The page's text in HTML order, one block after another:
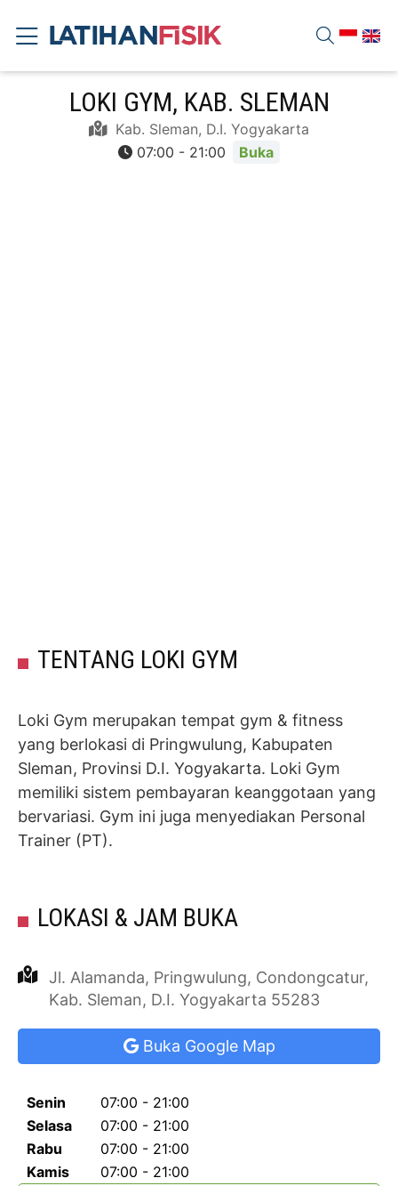
LOKI GYM, KAB. SLEMAN
Kab. Sleman, D.I. Yogyakarta
07:00 - 21:00
Buka
TENTANG LOKI GYM
Loki Gym merupakan tempat gym & fitness
yang berlokasi di Pringwulung, Kabupaten
Sleman, Provinsi D.I. Yogyakarta. Loki Gym
memiliki sistem pembayaran keanggotaan yang
bervariasi. Gym ini juga menyediakan Personal
Trainer (PT).
LOKASI & JAM BUKA
Jl. Alamanda, Pringwulung, Condongcatur,
Kab. Sleman, D.I. Yogyakarta 55283
Buka Google Map
Senin
07:00 - 21:00
Selasa
07:00 - 21:00
Rabu
07:00 - 21:00
Kamis
07:00 - 21:00